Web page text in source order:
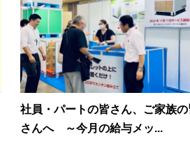
社員・パートの皆さん、ご家族の
さんへ ～今月の給与メッ...